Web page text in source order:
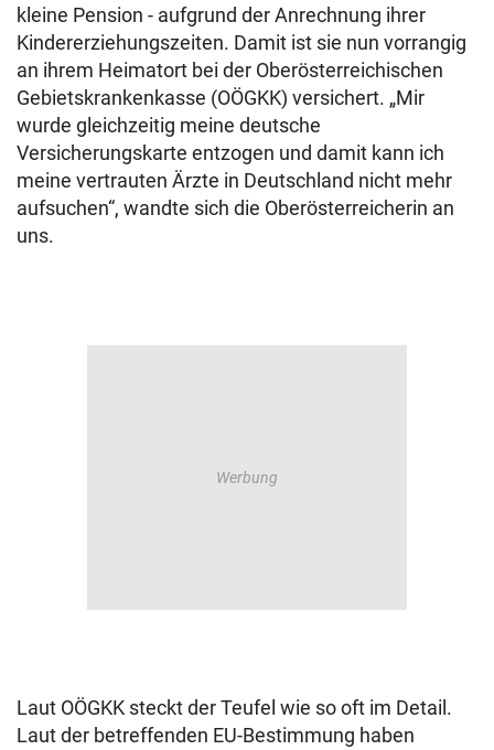
kleine Pension - aufgrund der Anrechnung ihrer
Kindererziehungszeiten. Damit ist sie nun vorrangig
an ihrem Heimatort bei der Oberösterreichischen
Gebietskrankenkasse (OÖGKK) versichert. „Mir
wurde gleichzeitig meine deutsche
Versicherungskarte entzogen und damit kann ich
meine vertrauten Ärzte in Deutschland nicht mehr
aufsuchen“, wandte sich die Oberösterreicherin an
uns.
Laut OÖGKK steckt der Teufel wie so oft im Detail.
Laut der betreffenden EU-Bestimmung haben